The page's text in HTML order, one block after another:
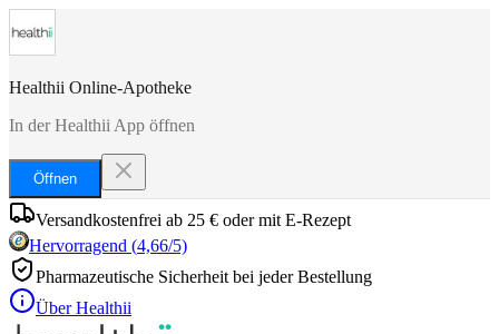
Healthii Online-Apotheke
In der Healthii App öffnen
Öffnen
Versandkostenfrei ab 25 € oder mit E-Rezept
Hervorragend (4,66/5)
Pharmazeutische Sicherheit bei jeder Bestellung
Über Healthii